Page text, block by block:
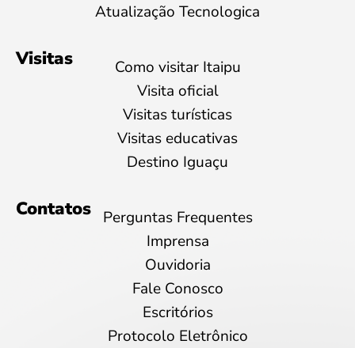
Atualização Tecnologica
Visitas
Como visitar Itaipu
Visita oficial
Visitas turísticas
Visitas educativas
Destino Iguaçu
Contatos
Perguntas Frequentes
Imprensa
Ouvidoria
Fale Conosco
Escritórios
Protocolo Eletrônico